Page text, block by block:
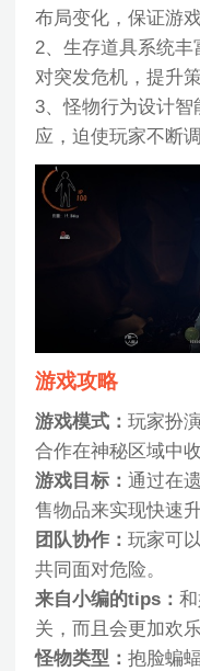
布局变化，保证游
2、生存道具系统
对突发危机，提升
3、怪物行为设计智
应，迫使玩家不断
游戏攻略
游戏模式：玩家扮
合作在神秘区域中
游戏目标：通过在
售物品来实现快速
团队协作：玩家可
共同面对危险。
来自小编的tips：
关，而且会更加欢
怪物类型：抱脸蝙